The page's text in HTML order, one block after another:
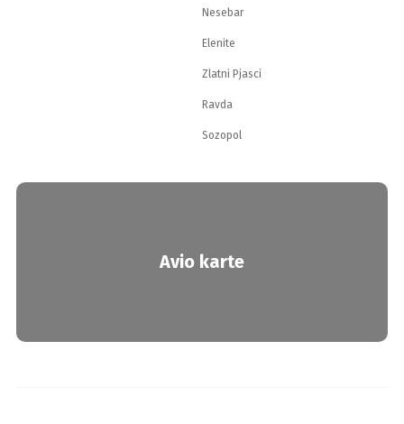
Nesebar
Elenite
Zlatni Pjasci
Ravda
Sozopol
Avio karte